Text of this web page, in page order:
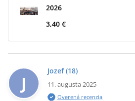
2026
3,40 €
J
Jozef (18)
11. augusta 2025
Overená recenzia